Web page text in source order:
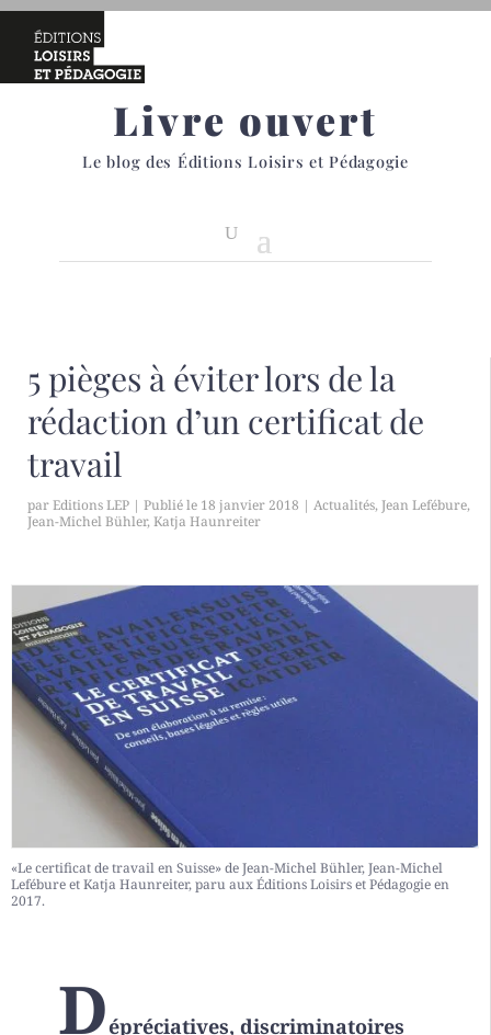
Livre ouvert
Le blog des Éditions Loisirs et Pédagogie
5 pièges à éviter lors de la
rédaction d’un certificat de
travail
parEditions LEP | 18 janvier 2018 | Actualités,Jean Lefébure,
Jean-Michel Bühler,Katja Haunreiter
«Le certificat de travail en Suisse» de Jean-Michel Bühler, Jean-Michel
Lefébure et Katja Haunreiter, paru aux Éditions Loisirs et Pédagogie en
2017.
Dépréciatives, discriminatoires